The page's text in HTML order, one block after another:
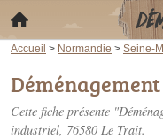
Accueil > Normandie > Seine-
Déménagement
Cette fiche présente
industriel, 76580 Le Trait.